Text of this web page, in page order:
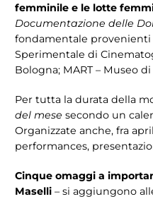
femminile e le lotte
Documentazione delle
fondamentale provenienti
Sperimentale di
Bologna; MART – Museo
Per tutta la durata della
del mese secondo un
Organizzate anche, fra
performances,
Cinque omaggi a
Maselli – si aggiungono